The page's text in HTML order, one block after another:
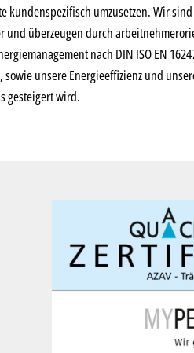
kundenspezifisch umzusetzen. Wir
und überzeugen durch
nach DIN ISO EN
unsere Energieeffizienz und
gesteigert wird.